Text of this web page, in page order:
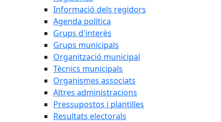
Informació dels regidors
Agenda política
Grups d'interès
Grups municipals
Organització municipal
Tècnics municipals
Organismes associats
Altres administracions
Pressupostos i plantilles
Resultats electorals